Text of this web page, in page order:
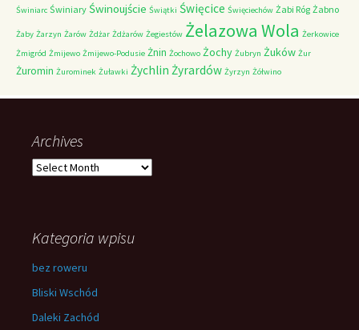
Świniarc Świniary Świnoujście Świątki Święcice Święciechów Żabi Róg Żabno
Żaby Żarzyn Żarów Żdżar Żdżarów Żegiestów Żelazowa Wola Żerkowice
Żmigród Żmijewo Żmijewo-Podusie Żnin Żochowo Żochy Żubryn Żuków Żur
Żuromin Żurominek Żuławki Żychlin Żyrardów Żyrzyn Żółwino
Archives
Archives
Kategoria wpisu
bez roweru
Bliski Wschód
Daleki Zachód